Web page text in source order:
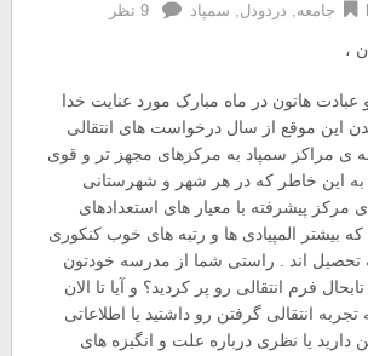
جامعه, دردودل, سمپاد 9 نظر
،
عبادت هاتون در ماه مبارک مورد عنایت خدا
این موقع از سال درخواست های انتقالی
ی مراکز سمپاد به مرکزهای مجهز تر و قوی
این خاطر که در هر شهر و شهرستانی
مرکز پیشرفته با معیار های استعدادهای
بیشتر المپیادی ها و رتبه های خوب کنکوری
اند . راستی شما از مدرسه خودتون
فرم انتقالی رو پر کردید؟ و آیا تا الان
انتقالی گرفتن رو داشتید یا اطلاعاتی
دارید یا نظری درباره علت و انگیزه های